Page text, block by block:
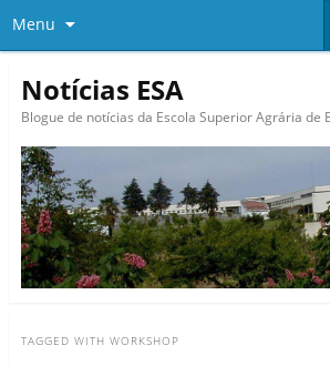
Menu
Notícias ESA
Blogue de notícias da Escola Superior Agrária de
TAGGED WITH WORKSHOP